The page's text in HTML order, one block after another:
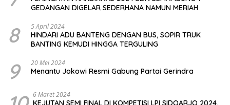
GEDANGAN DIGELAR SEDERHANA NAMUN MERIAH
8 5 April 2024
HINDARI ADU BANTENG DENGAN BUS, SOPIR TRUK
BANTING KEMUDI HINGGA TERGULING
9 20 Mei 2024
Menantu Jokowi Resmi Gabung Partai Gerindra
6 Maret 2024
KEJUTAN SEMI FINAL DI KOMPETISI LPI SIDOARJO 2024,